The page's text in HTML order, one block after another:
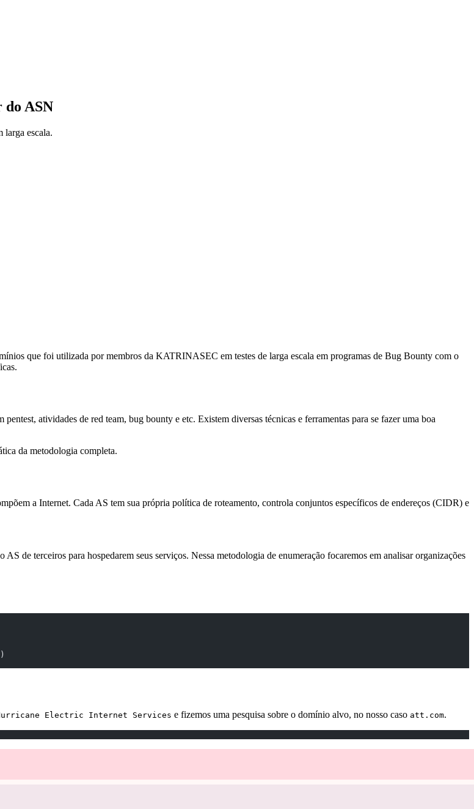
do ASN
larga escala.
que foi utilizada por membros da KATRINASEC em testes de larga escala em programas de Bug Bounty com o
atividades de red team, bug bounty e etc. Existem diversas técnicas e ferramentas para se fazer uma boa
da metodologia completa.
a Internet. Cada AS tem sua própria política de roteamento, controla conjuntos específicos de endereços (CIDR) e
de terceiros para hospedarem seus serviços. Nessa metodologia de enumeração focaremos em analisar organizações
)
Electric Internet Services e fizemos uma pesquisa sobre o domínio alvo, no nosso caso att.com.